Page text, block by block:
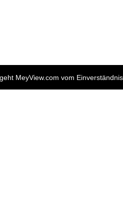
MeyView.com vom Einverständnis